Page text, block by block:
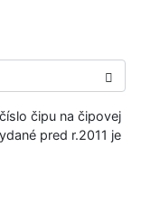
čipu na čipovej
pred r.2011 je